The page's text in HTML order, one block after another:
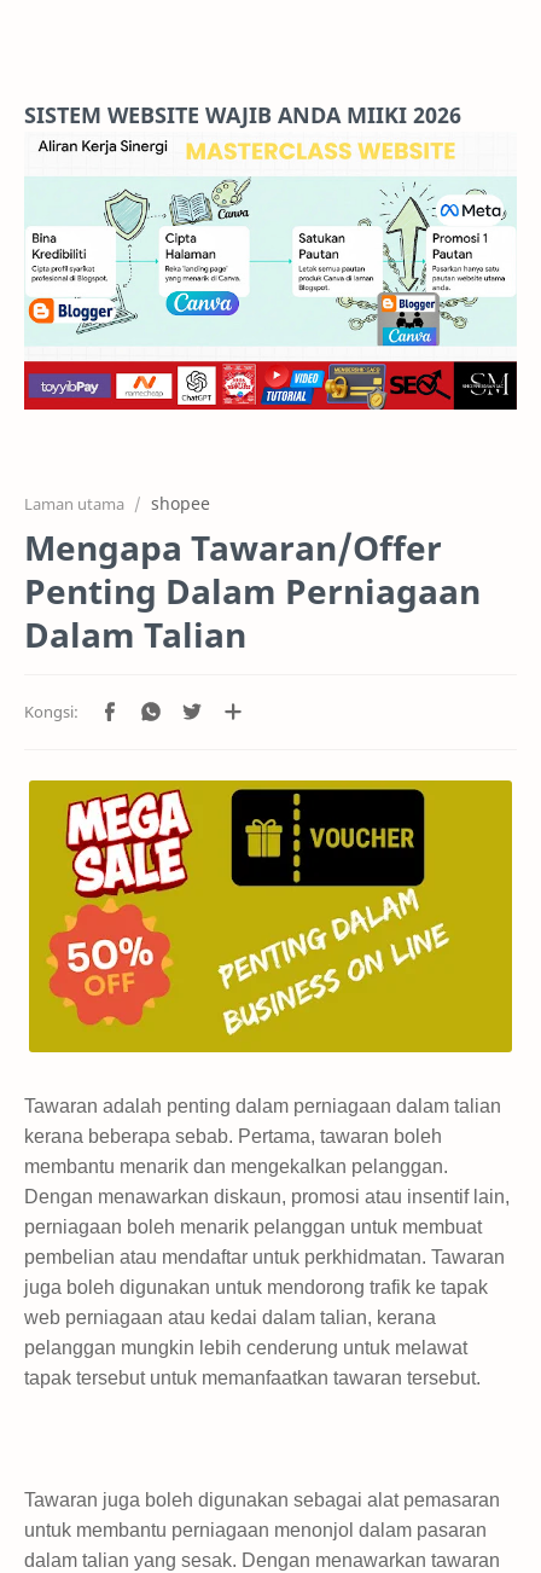
Features
Pricing
Services
RTL Mode
SISTEM WEBSITE WAJIB ANDA MIIKI 2026
Laman utama shopee
Mengapa Tawaran/Offer
Penting Dalam Perniagaan
Dalam Talian
Tawaran adalah penting dalam perniagaan dalam talian
kerana beberapa sebab. Pertama, tawaran boleh
membantu menarik dan mengekalkan pelanggan.
Dengan menawarkan diskaun, promosi atau insentif lain,
perniagaan boleh menarik pelanggan untuk membuat
pembelian atau mendaftar untuk perkhidmatan. Tawaran
juga boleh digunakan untuk mendorong trafik ke tapak
web perniagaan atau kedai dalam talian, kerana
pelanggan mungkin lebih cenderung untuk melawat
tapak tersebut untuk memanfaatkan tawaran tersebut.
Tawaran juga boleh digunakan sebagai alat pemasaran
untuk membantu perniagaan menonjol dalam pasaran
dalam talian yang sesak. Dengan menawarkan tawaran